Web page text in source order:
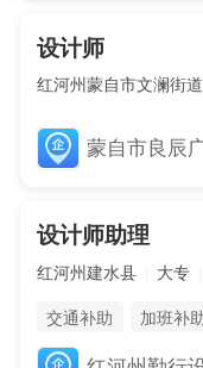
设计师
红河州蒙自市文澜街道
蒙自市良辰
设计师助理
红河州建水县 大专
交通补助 加班补
晋升空间